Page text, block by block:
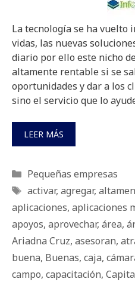
La tecnología se ha vuelto
vidas, las nuevas
diario por ello este nicho
altamente rentable si se
oportunidades y dar a los
sino el servicio que lo
LEER MÁS
Categorías
Pequeñas empresas
Etiquetas
activar, agregar,
aplicaciones, aplicaciones
apoyos, aprovechar, área,
Ariadna Cruz, asesoran,
buena, Buenas, caja,
campo, capacitación,